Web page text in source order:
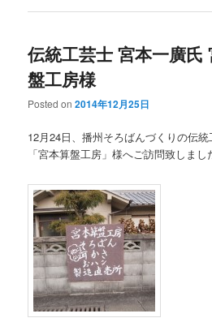
伝統工芸士 宮本一廣氏
盤工房様
Posted on2014年12月25日
12月24日、播州そろばんづくりの伝
「宮本算盤工房」様へご訪問致しまし